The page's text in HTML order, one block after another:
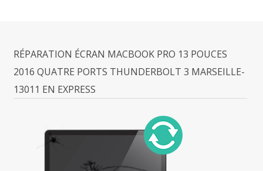
RÉPARATION ÉCRAN MACBOOK PRO 13 POUCES
2016 QUATRE PORTS THUNDERBOLT 3 MARSEILLE-
13011 EN EXPRESS